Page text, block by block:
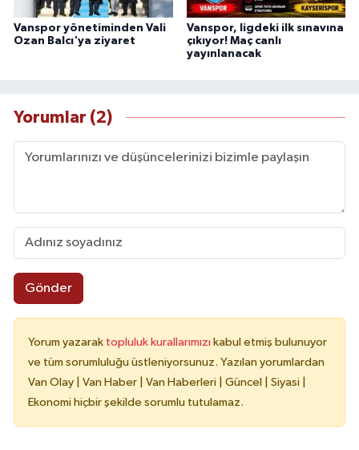
Vanspor yönetiminden Vali
Ozan Balcı'ya ziyaret
Vanspor, ligdeki ilk sınavına
çıkıyor! Maç canlı
yayınlanacak
Yorumlar (2)
Gönder
Yorum yazarak topluluk kurallarımızı kabul etmiş bulunuyor
ve tüm sorumluluğu üstleniyorsunuz. Yazılan yorumlardan
Van Olay | Van Haber | Van Haberleri | Güncel | Siyasi |
Ekonomi hiçbir şekilde sorumlu tutulamaz.